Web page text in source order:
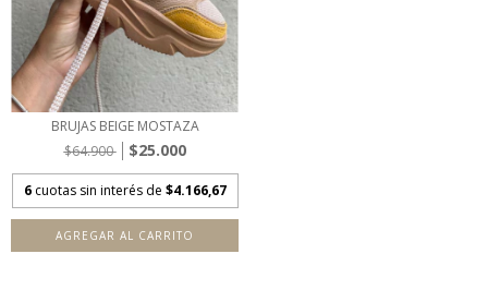
BRUJAS BEIGE MOSTAZA
$64.900
$25.000
6 cuotas sin interés de $4.166,67
AGREGAR AL CARRITO